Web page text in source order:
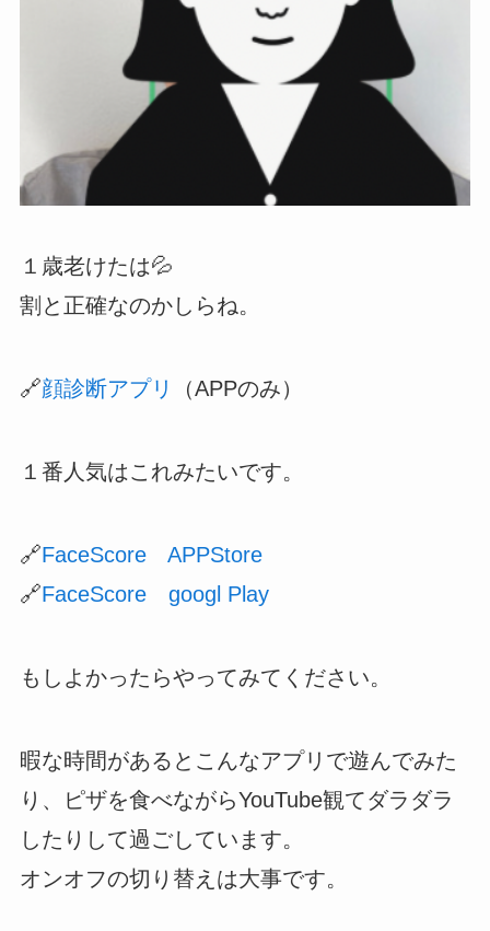
１歳老けたは💦
割と正確なのかしらね。
🔗顔診断アプリ （APPのみ）
１番人気はこれみたいです。
🔗FaceScore APPStore
🔗FaceScore googl Play
もしよかったらやってみてください。
暇な時間があるとこんなアプリで遊んでみた
り、ピザを食べながらYouTube観てダラダラ
したりして過ごしています。
オンオフの切り替えは大事です。